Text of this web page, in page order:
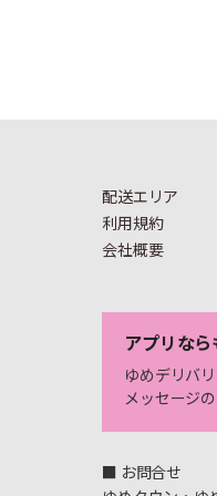
配送エリア
利用規約
会社概要
アプリな
ゆめデリバ
メッセージ
■ お問合せ